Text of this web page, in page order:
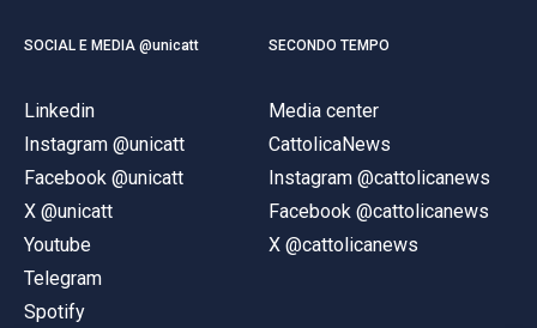
SOCIAL E MEDIA @unicatt
Linkedin
Instagram @unicatt
Facebook @unicatt
X @unicatt
Youtube
Telegram
Spotify
SECONDO TEMPO
Media center
CattolicaNews
Instagram @cattolicanews
Facebook @cattolicanews
X @cattolicanews